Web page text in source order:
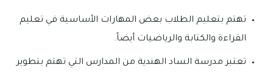
تهتم بتعليم الطلاب بعض المهارات الأساسية في تعليم
القراءة والكتابة والرياضيات أيضاً.
تعتبر مدرسة الساد الهندية من المدارس التي تهتم بتطوير